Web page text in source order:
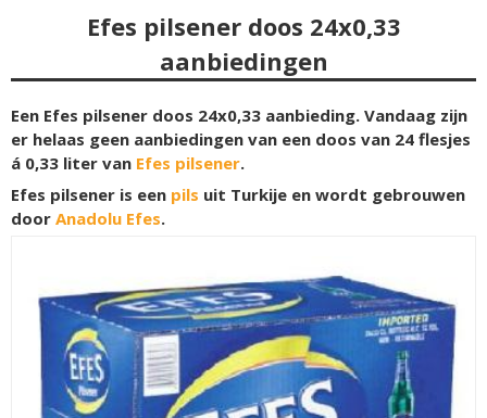
Efes pilsener doos 24x0,33
aanbiedingen
Een Efes pilsener doos 24x0,33 aanbieding. Vandaag zijn
er helaas geen aanbiedingen van een doos van 24 flesjes
á 0,33 liter van Efes pilsener.
Efes pilsener is een pils uit Turkije en wordt gebrouwen
door Anadolu Efes.